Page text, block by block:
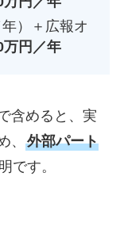
）＋広報オ
万円／年
含めると、実
、 外部パート
です。